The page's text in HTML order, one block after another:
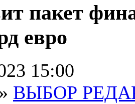
пакет
евро
15:00
ВЫБОР